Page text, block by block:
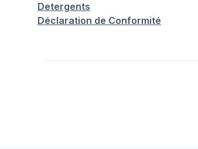
Detergents
Déclaration de Conformité